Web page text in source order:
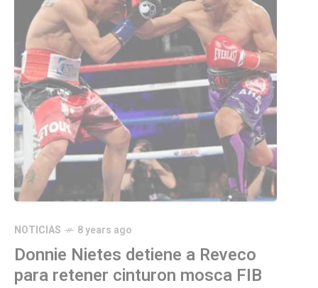
NOTICIAS 8 years ago
Donnie Nietes detiene a Reveco
para retener cinturon mosca FIB